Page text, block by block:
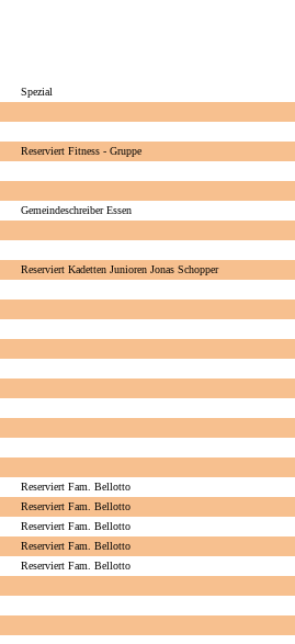
Spezial
Reserviert Fitness - Gruppe
Gemeindeschreiber Essen
Reserviert Kadetten Junioren Jonas Schopper
Reserviert Fam. Bellotto
Reserviert Fam. Bellotto
Reserviert Fam. Bellotto
Reserviert Fam. Bellotto
Reserviert Fam. Bellotto